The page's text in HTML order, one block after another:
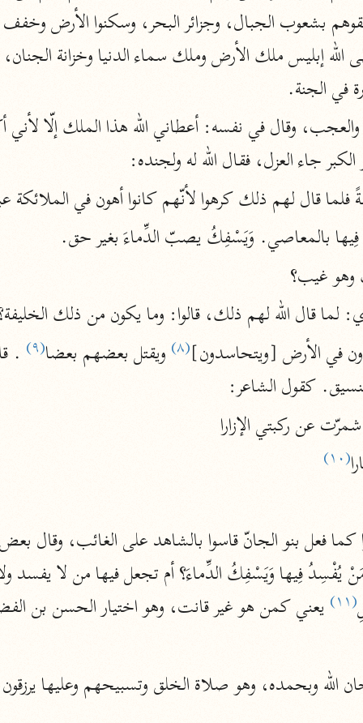
المحرر الوجيز
ابن عطية (٥٤٦ هـ)
نحو ٨ مجلدات
أبو حيان (٧٤٥ هـ)
نحو ١٦ مجلدًا
التفسير البسيط
الواحدي (٤٦٨ هـ)
نحو ٢٢ مجلدًا
نحو ٩ مجلدات
الكشاف
في الجنة.
جاء العزل، فقال الله له ولجنده:
قال لهم ذلك كرهوا لأنّهم كانوا أهون في الملائكة
فِيها بالمعاصي. وَيَسْفِكُ يصبّ الدِّماءَ بغير حق.
وهو غيب؟
لما قال الله لهم ذلك، قالوا: وما يكون من ذلك
في الأرض [ويتحاسدون](٨) ويقتل بعضهم بعضا(٩)
كقول الشاعر:
عن ركبتي الإزارا
(١٠)
(١١)
يعني كمن هو غير قانت، وهو اختيار الحسن بن
وبحمده، وهو صلاة الخلق وتسبيحهم وعليها